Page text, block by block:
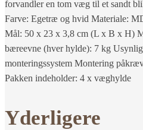
forvandler en tom væg til et sandt
Farve: Egetræ og hvid Materiale:
Mål: 50 x 23 x 3,8 cm (L x B x H)
bæreevne (hver hylde): 7 kg
monteringssystem Montering
Pakken indeholder: 4 x væghylde
Yderligere